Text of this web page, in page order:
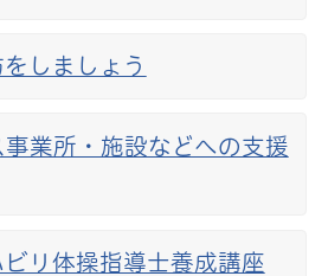
しましょう
業所・施設などへの支援
ビリ体操指導士養成講座